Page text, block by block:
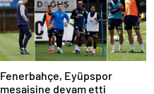
Fenerbahçe, Eyüpspor
mesaisine devam etti